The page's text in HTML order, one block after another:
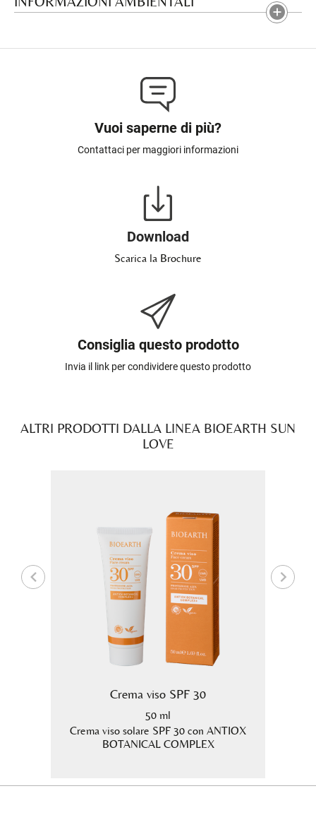
Vuoi saperne di più?
Contattaci per maggiori informazioni
Download
Scarica la Brochure
Consiglia questo prodotto
Invia il link per condividere questo prodotto
ALTRI PRODOTTI DALLA LINEA BIOEARTH SUN
LOVE
Crema viso SPF 30
50 ml
Crema viso solare SPF 30 con ANTIOX
BOTANICAL COMPLEX